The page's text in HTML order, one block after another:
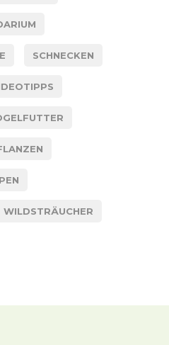
SCHNECKEN
WILDSTRÄUCHER